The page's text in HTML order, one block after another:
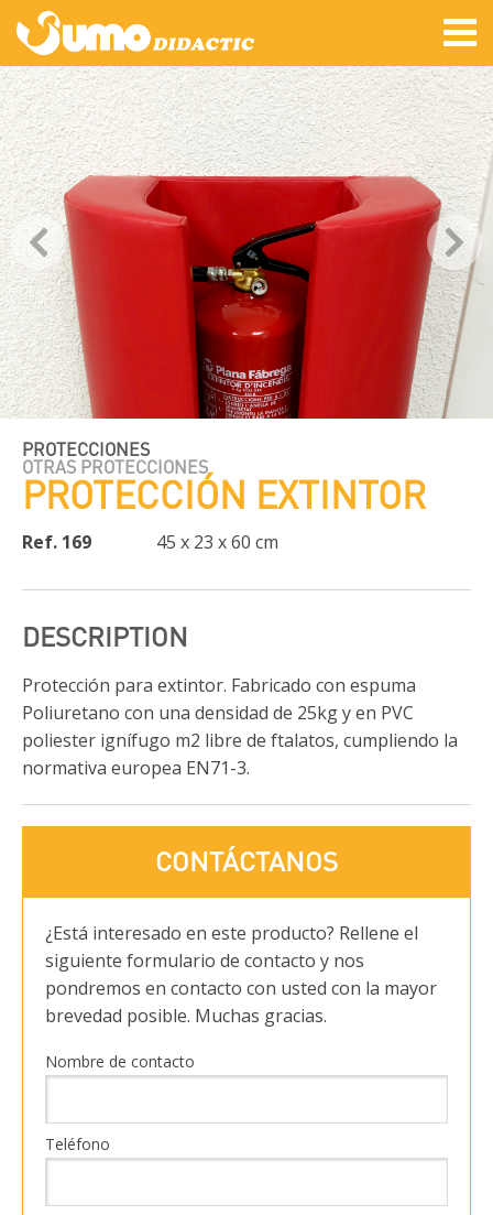
PROTECCIONES
OTRAS PROTECCIONES
PROTECCIÓN EXTINTOR
Ref. 169 45 x 23 x 60 cm
DESCRIPTION
Protección para extintor. Fabricado con espuma
Poliuretano con una densidad de 25kg y en PVC
poliester ignífugo m2 libre de ftalatos, cumpliendo la
normativa europea EN71-3.
CONTÁCTANOS
¿Está interesado en este producto? Rellene el
siguiente formulario de contacto y nos
pondremos en contacto con usted con la mayor
brevedad posible. Muchas gracias.
Nombre de contacto
Teléfono